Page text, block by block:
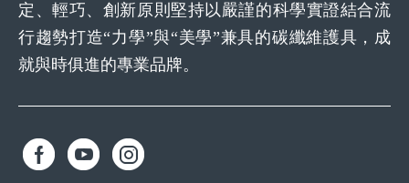
定、輕巧、創新原則堅持以嚴謹的科學實證結合流
行趨勢打造“力學”與“美學”兼具的碳纖維護具，成
就與時俱進的專業品牌。